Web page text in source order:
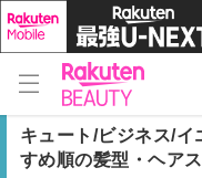
キュート/ビジネス/
すめ順の髪型・ヘア